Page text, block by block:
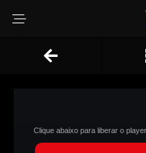
Clique abaixo para liberar o